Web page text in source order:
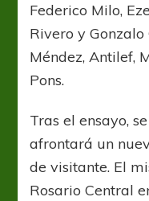
Federico Milo,
Rivero y
Méndez, Antilef,
Pons.
Tras el ensayo,
afrontará un
de visitante. El
Rosario Central